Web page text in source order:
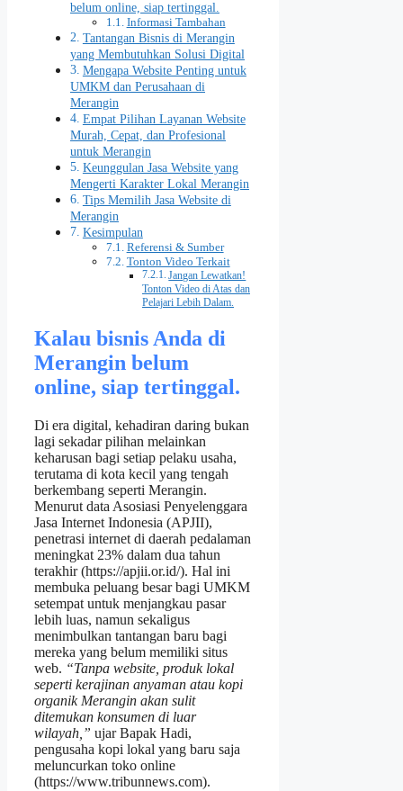
belum online, siap tertinggal.
Informasi Tambahan
Tantangan Bisnis di Merangin
yang Membutuhkan Solusi Digital
Mengapa Website Penting untuk
UMKM dan Perusahaan di
Merangin
Empat Pilihan Layanan Website
Murah, Cepat, dan Profesional
untuk Merangin
Keunggulan Jasa Website yang
Mengerti Karakter Lokal Merangin
Tips Memilih Jasa Website di
Merangin
Kesimpulan
Referensi & Sumber
Tonton Video Terkait
Jangan Lewatkan!
Tonton Video di Atas dan
Pelajari Lebih Dalam.
Kalau bisnis Anda di
Merangin belum
online, siap tertinggal.
Di era digital, kehadiran daring bukan
lagi sekadar pilihan melainkan
keharusan bagi setiap pelaku usaha,
terutama di kota kecil yang tengah
berkembang seperti Merangin.
Menurut data Asosiasi Penyelenggara
Jasa Internet Indonesia (APJII),
penetrasi internet di daerah pedalaman
meningkat 23% dalam dua tahun
terakhir (https://apjii.or.id/). Hal ini
membuka peluang besar bagi UMKM
setempat untuk menjangkau pasar
lebih luas, namun sekaligus
menimbulkan tantangan baru bagi
mereka yang belum memiliki situs
web. “Tanpa website, produk lokal
seperti kerajinan anyaman atau kopi
organik Merangin akan sulit
ditemukan konsumen di luar
wilayah,” ujar Bapak Hadi,
pengusaha kopi lokal yang baru saja
meluncurkan toko online
(https://www.tribunnews.com).